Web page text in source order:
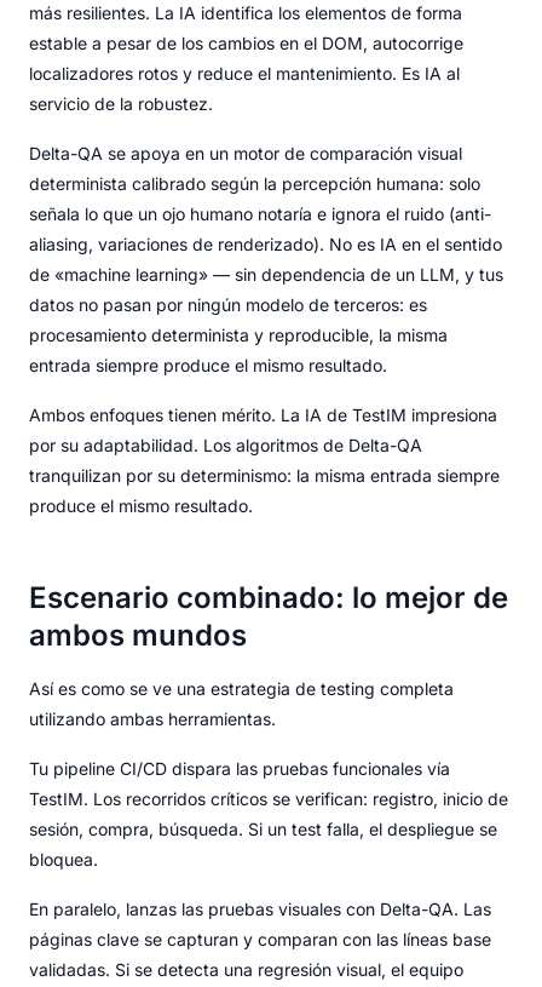
más resilientes. La IA identifica los elementos de forma
estable a pesar de los cambios en el DOM, autocorrige
localizadores rotos y reduce el mantenimiento. Es IA al
servicio de la robustez.
Delta-QA se apoya en un motor de comparación visual
determinista calibrado según la percepción humana: solo
señala lo que un ojo humano notaría e ignora el ruido (anti-
aliasing, variaciones de renderizado). No es IA en el sentido
de «machine learning» — sin dependencia de un LLM, y tus
datos no pasan por ningún modelo de terceros: es
procesamiento determinista y reproducible, la misma
entrada siempre produce el mismo resultado.
Ambos enfoques tienen mérito. La IA de TestIM impresiona
por su adaptabilidad. Los algoritmos de Delta-QA
tranquilizan por su determinismo: la misma entrada siempre
produce el mismo resultado.
Escenario combinado: lo mejor de
ambos mundos
Así es como se ve una estrategia de testing completa
utilizando ambas herramientas.
Tu pipeline CI/CD dispara las pruebas funcionales vía
TestIM. Los recorridos críticos se verifican: registro, inicio de
sesión, compra, búsqueda. Si un test falla, el despliegue se
bloquea.
En paralelo, lanzas las pruebas visuales con Delta-QA. Las
páginas clave se capturan y comparan con las líneas base
validadas. Si se detecta una regresión visual, el equipo